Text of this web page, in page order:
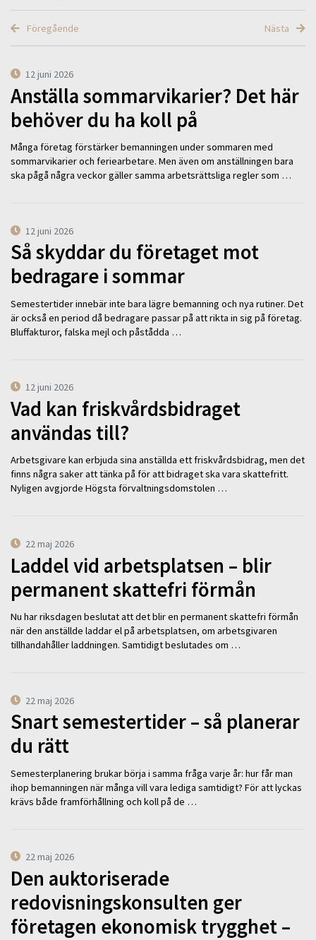
Föregående Nästa
12 juni 2026
Anställa sommarvikarier? Det här
behöver du ha koll på
Många företag förstärker bemanningen under sommaren med
sommarvikarier och feriearbetare. Men även om anställningen bara
ska pågå några veckor gäller samma arbetsrättsliga regler som …
12 juni 2026
Så skyddar du företaget mot
bedragare i sommar
Semestertider innebär inte bara lägre bemanning och nya rutiner. Det
är också en period då bedragare passar på att rikta in sig på företag.
Bluffakturor, falska mejl och påstådda …
12 juni 2026
Vad kan friskvårdsbidraget
användas till?
Arbetsgivare kan erbjuda sina anställda ett friskvårdsbidrag, men det
finns några saker att tänka på för att bidraget ska vara skattefritt.
Nyligen avgjorde Högsta förvaltningsdomstolen …
22 maj 2026
Laddel vid arbetsplatsen – blir
permanent skattefri förmån
Nu har riksdagen beslutat att det blir en permanent skattefri förmån
när den anställde laddar el på arbetsplatsen, om arbetsgivaren
tillhandahåller laddningen. Samtidigt beslutades om …
22 maj 2026
Snart semestertider – så planerar
du rätt
Semesterplanering brukar börja i samma fråga varje år: hur får man
ihop bemanningen när många vill vara lediga samtidigt? För att lyckas
krävs både framförhållning och koll på de …
22 maj 2026
Den auktoriserade
redovisningskonsulten ger
företagen ekonomisk trygghet –